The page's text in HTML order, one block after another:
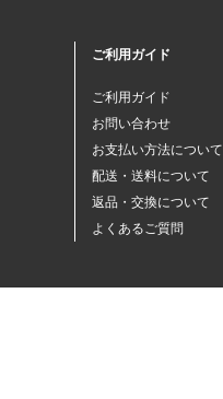
ご利用ガイド
ご利用ガイド
お問い合わせ
お支払い方法について
配送・送料について
返品・交換について
よくあるご質問